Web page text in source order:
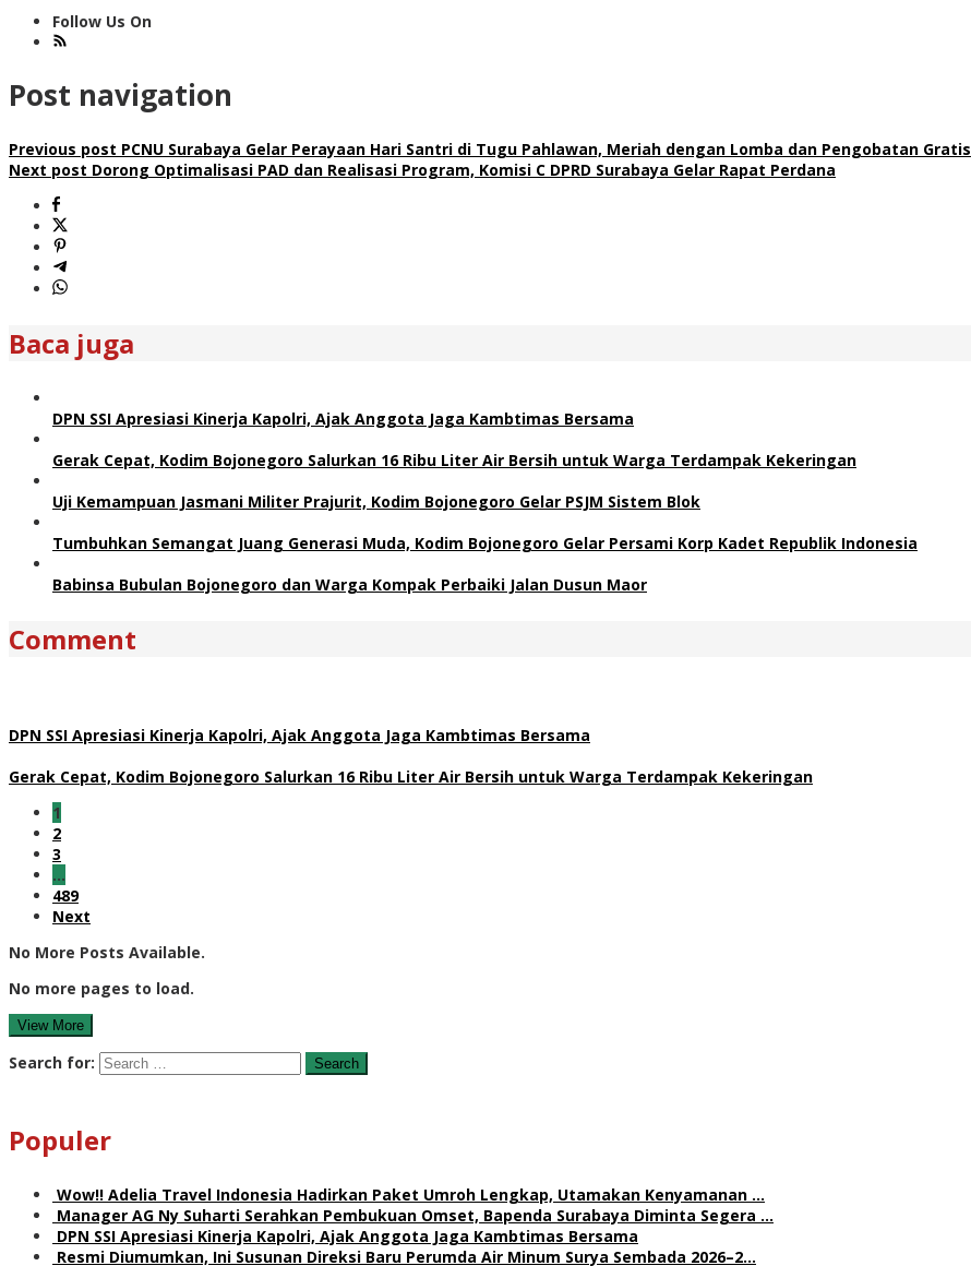
Follow Us On
Post navigation
Previous post PCNU Surabaya Gelar Perayaan Hari Santri di Tugu Pahlawan, Meriah dengan Lomba dan Pengobatan Gratis
Next post Dorong Optimalisasi PAD dan Realisasi Program, Komisi C DPRD Surabaya Gelar Rapat Perdana
Baca juga
DPN SSI Apresiasi Kinerja Kapolri, Ajak Anggota Jaga Kambtimas Bersama
Gerak Cepat, Kodim Bojonegoro Salurkan 16 Ribu Liter Air Bersih untuk Warga Terdampak Kekeringan
Uji Kemampuan Jasmani Militer Prajurit, Kodim Bojonegoro Gelar PSJM Sistem Blok
Tumbuhkan Semangat Juang Generasi Muda, Kodim Bojonegoro Gelar Persami Korp Kadet Republik Indonesia
Babinsa Bubulan Bojonegoro dan Warga Kompak Perbaiki Jalan Dusun Maor
Comment
DPN SSI Apresiasi Kinerja Kapolri, Ajak Anggota Jaga Kambtimas Bersama
Gerak Cepat, Kodim Bojonegoro Salurkan 16 Ribu Liter Air Bersih untuk Warga Terdampak Kekeringan
1
2
3
…
489
Next
No More Posts Available.
No more pages to load.
View More
Search for:
Populer
Wow!! Adelia Travel Indonesia Hadirkan Paket Umroh Lengkap, Utamakan Kenyamanan …
Manager AG Ny Suharti Serahkan Pembukuan Omset, Bapenda Surabaya Diminta Segera …
DPN SSI Apresiasi Kinerja Kapolri, Ajak Anggota Jaga Kambtimas Bersama
Resmi Diumumkan, Ini Susunan Direksi Baru Perumda Air Minum Surya Sembada 2026–2…